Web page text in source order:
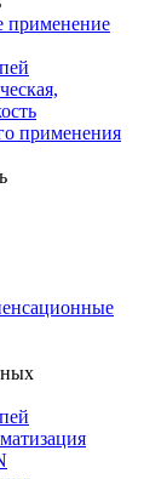
применения